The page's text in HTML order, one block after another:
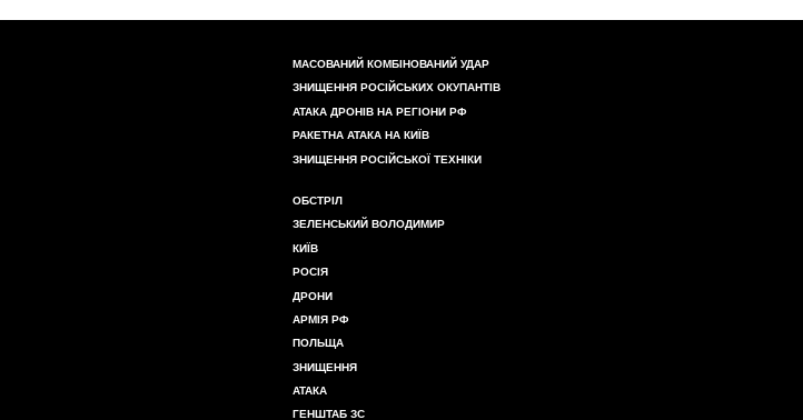
МАСОВАНИЙ КОМБІНОВАНИЙ УДАР
ЗНИЩЕННЯ РОСІЙСЬКИХ ОКУПАНТІВ
АТАКА ДРОНІВ НА РЕГІОНИ РФ
РАКЕТНА АТАКА НА КИЇВ
ЗНИЩЕННЯ РОСІЙСЬКОЇ ТЕХНІКИ
ОБСТРІЛ
ЗЕЛЕНСЬКИЙ ВОЛОДИМИР
КИЇВ
РОСІЯ
ДРОНИ
АРМІЯ РФ
ПОЛЬЩА
ЗНИЩЕННЯ
АТАКА
ГЕНШТАБ ЗС